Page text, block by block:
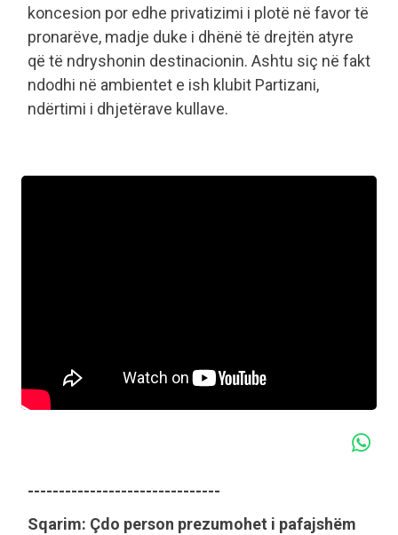
koncesion por edhe privatizimi i plotë në favor të
pronarëve, madje duke i dhënë të drejtën atyre
që të ndryshonin destinacionin. Ashtu siç në fakt
ndodhi në ambientet e ish klubit Partizani,
ndërtimi i dhjetërave kullave.
-------------------------------
Sqarim: Çdo person prezumohet i pafajshëm